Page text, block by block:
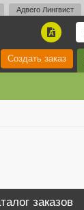
Адвего Лингвист
A
Создать заказ
заказов